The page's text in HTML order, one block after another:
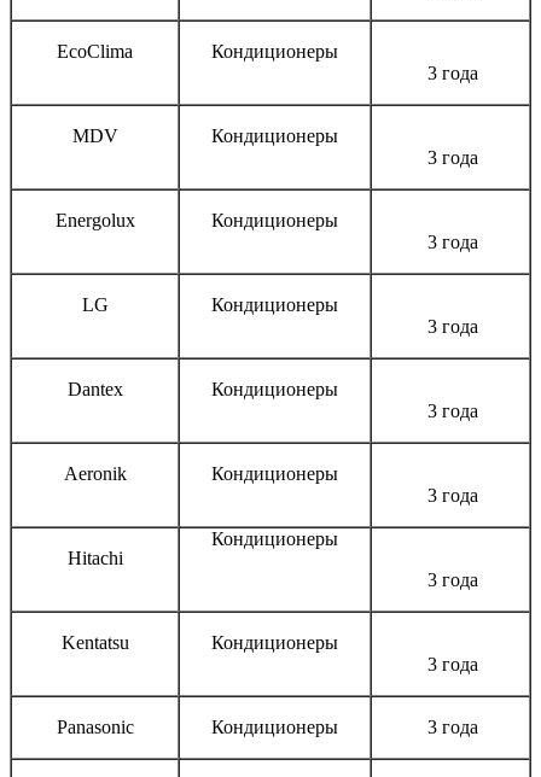
EcoClima
Кондиционеры
3 года
MDV
Кондиционеры
3 года
Energolux
Кондиционеры
3 года
LG
Кондиционеры
3 года
Dantex
Кондиционеры
3 года
Aeronik
Кондиционеры
3 года
Hitachi
Кондиционеры
3 года
Kentatsu
Кондиционеры
3 года
Panasonic Кондиционеры 3 года